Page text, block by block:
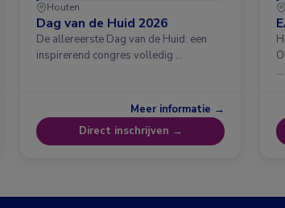
Houten
Dag van de Huid 2026
De allereerste Dag van de Huid: een
inspirerend congres volledig …
Meer informatie →
Direct inschrijven →
…